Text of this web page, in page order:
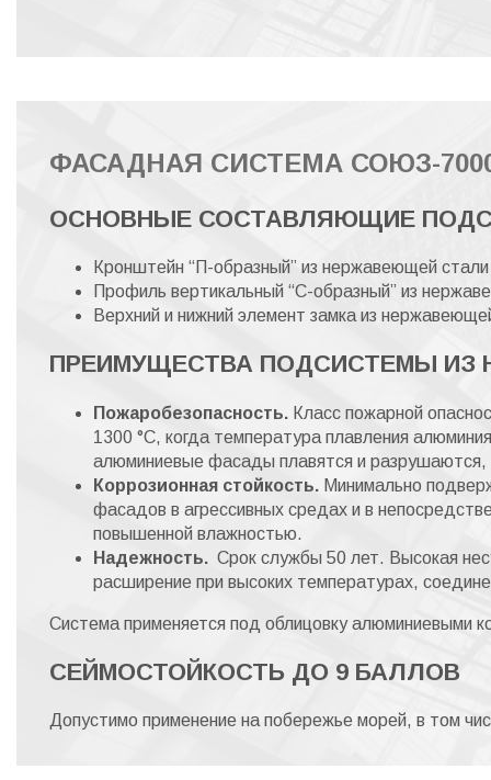
ФАСАДНАЯ СИСТЕМА СОЮЗ-
ОСНОВНЫЕ СОСТАВЛЯЮЩИЕ
Кронштейн “П-образный” из нержавеющей
Профиль вертикальный “С-образный” из
Верхний и нижний элемент замка из
ПРЕИМУЩЕСТВА ПОДСИСТЕМЫ ИЗ
Пожаробезопасность. Класс пожарной
1300 °С, когда температура плавления
алюминиевые фасады плавятся и
Коррозионная стойкость. Минимально
фасадов в агрессивных средах и в
повышенной влажностью.
Надежность. Срок службы 50 лет. Высокая
расширение при высоких температурах,
Система применяется под облицовку алюминиевыми
СЕЙМОСТОЙКОСТЬ ДО 9 БАЛЛОВ
Допустимо применение на побережье морей, в том